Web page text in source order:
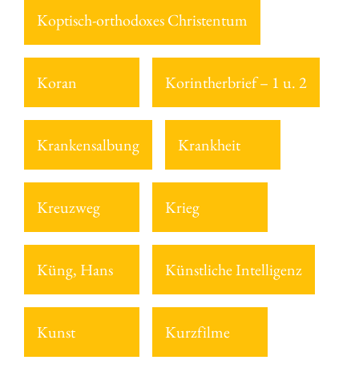
Koptisch-orthodoxes Christentum
Koran Korintherbrief – 1 u. 2
Krankensalbung Krankheit
Kreuzweg Krieg
Küng, Hans Künstliche Intelligenz
Kunst Kurzfilme